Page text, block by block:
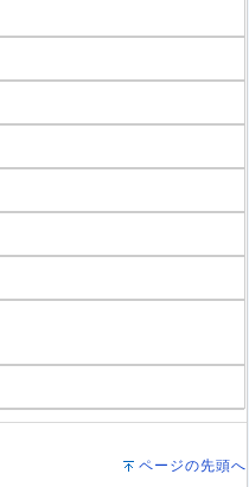
ページの先頭へ